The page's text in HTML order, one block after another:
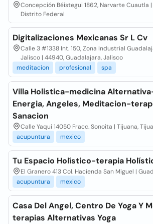
Concepción Béistegui 1862, Narvarte Cuautla
Distrito Federal
Digitalizaciones Mexicanas Sr L Cv
Calle 3 #1338 Int. 150, Zona Industrial
Jalisco | 44940, Guadalajara, Jalisco
meditacion
profesional spa
Villa Holistica-medicina
Energia, Angeles, Meditacion-
Sanacion
Calle Yaqui 14050 Fracc. Sonoita | Tijuana,
acupuntura
mexico
Tu Espacio Holístico-terapia
El Granero 413 Col. Hacienda San Miguel |
acupuntura
mexico
Casa Del Angel, Centro De Yoga Y
terapias Alternativas Yoga